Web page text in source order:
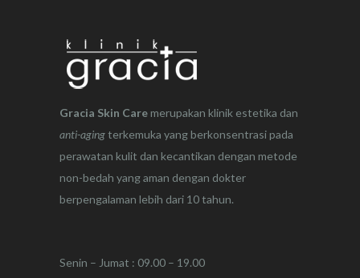
Gracia Skin Caremerupakan klinik estetika dan
anti-agingterkemuka yang berkonsentrasi pada
perawatan kulit dan kecantikan dengan metode
non-bedah yang aman dengan dokter
berpengalaman lebih dari 10 tahun.
Senin – Jumat : 09.00 – 19.00